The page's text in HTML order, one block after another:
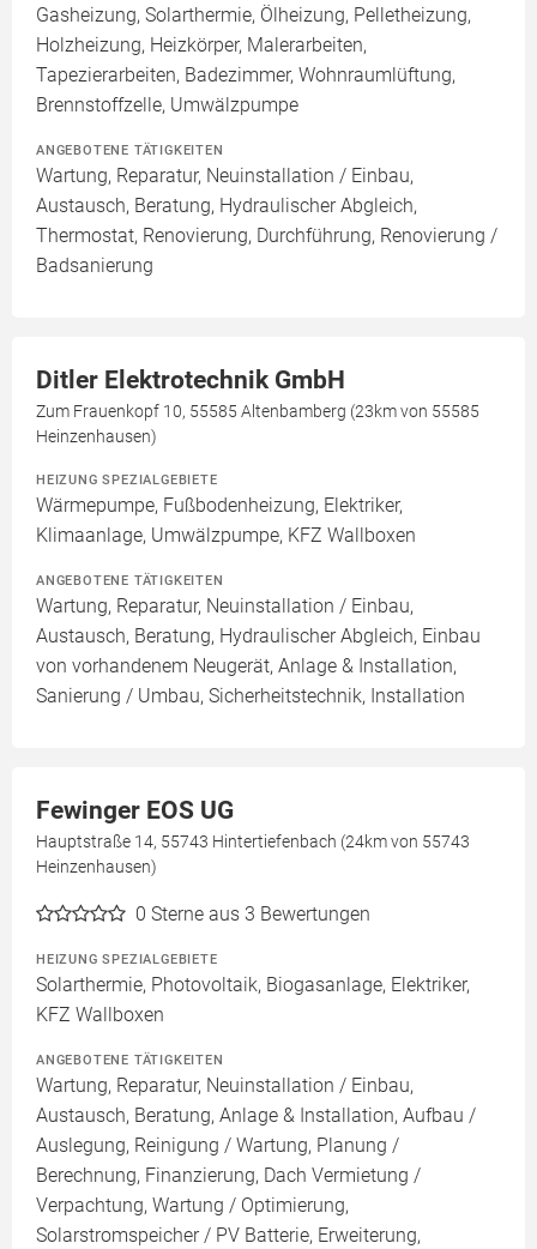
Gasheizung, Solarthermie, Ölheizung, Pelletheizung,
Holzheizung, Heizkörper, Malerarbeiten,
Tapezierarbeiten, Badezimmer, Wohnraumlüftung,
Brennstoffzelle, Umwälzpumpe
ANGEBOTENE TÄTIGKEITEN
Wartung, Reparatur, Neuinstallation / Einbau,
Austausch, Beratung, Hydraulischer Abgleich,
Thermostat, Renovierung, Durchführung, Renovierung /
Badsanierung
Ditler Elektrotechnik GmbH
Zum Frauenkopf 10, 55585 Altenbamberg (23km von 55585
Heinzenhausen)
HEIZUNG SPEZIALGEBIETE
Wärmepumpe, Fußbodenheizung, Elektriker,
Klimaanlage, Umwälzpumpe, KFZ Wallboxen
ANGEBOTENE TÄTIGKEITEN
Wartung, Reparatur, Neuinstallation / Einbau,
Austausch, Beratung, Hydraulischer Abgleich, Einbau
von vorhandenem Neugerät, Anlage & Installation,
Sanierung / Umbau, Sicherheitstechnik, Installation
Fewinger EOS UG
Hauptstraße 14, 55743 Hintertiefenbach (24km von 55743
Heinzenhausen)
0 Sterne aus 3 Bewertungen
HEIZUNG SPEZIALGEBIETE
Solarthermie, Photovoltaik, Biogasanlage, Elektriker,
KFZ Wallboxen
ANGEBOTENE TÄTIGKEITEN
Wartung, Reparatur, Neuinstallation / Einbau,
Austausch, Beratung, Anlage & Installation, Aufbau /
Auslegung, Reinigung / Wartung, Planung /
Berechnung, Finanzierung, Dach Vermietung /
Verpachtung, Wartung / Optimierung,
Solarstromspeicher / PV Batterie, Erweiterung,